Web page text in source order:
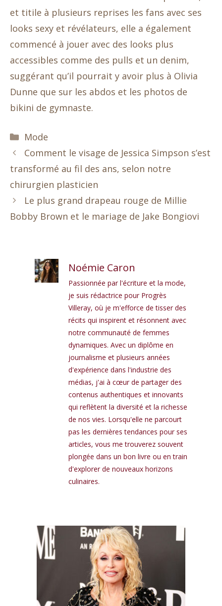
et titile à plusieurs reprises les fans avec ses
looks sexy et révélateurs, elle a également
commencé à jouer avec des looks plus
accessibles comme des pulls et un denim,
suggérant qu’il pourrait y avoir plus à Olivia
Dunne que sur les abdos et les photos de
bikini de gymnaste.
Catégories
Mode
Comment le visage de Jessica Simpson s’est
transformé au fil des ans, selon notre
chirurgien plasticien
Le plus grand drapeau rouge de Millie
Bobby Brown et le mariage de Jake Bongiovi
Noémie Caron
Passionnée par l'écriture et la mode,
je suis rédactrice pour Progrès
Villeray, où je m'efforce de tisser des
récits qui inspirent et résonnent avec
notre communauté de femmes
dynamiques. Avec un diplôme en
journalisme et plusieurs années
d'expérience dans l'industrie des
médias, j'ai à cœur de partager des
contenus authentiques et innovants
qui reflètent la diversité et la richesse
de nos vies. Lorsqu'elle ne parcourt
pas les dernières tendances pour ses
articles, vous me trouverez souvent
plongée dans un bon livre ou en train
d'explorer de nouveaux horizons
culinaires.